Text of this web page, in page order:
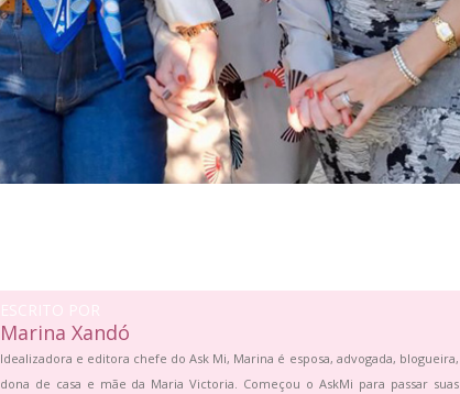
ESCRITO POR
Marina Xandó
Idealizadora e editora chefe do Ask Mi, Marina é esposa, advogada, blogueira,
dona de casa e mãe da Maria Victoria. Começou o AskMi para passar suas